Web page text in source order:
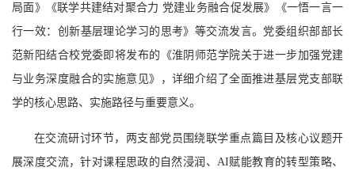
局面》《联学共建结对聚合力 党建业务融合促发展》《一悟一言一
行一效：创新基层理论学习的思考》等交流发言。党委组织部部长
范新阳结合校党委即将发布的《淮阴师范学院关于进一步加强党建
与业务深度融合的实施意见》，详细介绍了全面推进基层党支部联
学的核心思路、实施路径与重要意义。
在交流研讨环节，两支部党员围绕联学重点篇目及核心议题开
展深度交流，针对课程思政的自然浸润、AI赋能教育的转型策略、